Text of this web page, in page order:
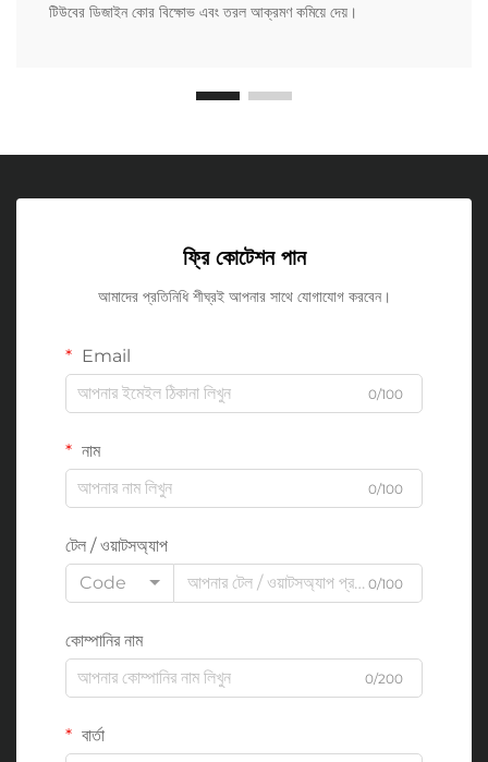
টিউবের ডিজাইন কোর বিক্ষোভ এবং তরল আক্রমণ কমিয়ে দেয়।
ফ্রি কোটেশন পান
আমাদের প্রতিনিধি শীঘ্রই আপনার সাথে যোগাযোগ করবেন।
Email
0/100
নাম
0/100
টেল / ওয়াটসঅ্যাপ
Code
0/100
কোম্পানির নাম
0/200
বার্তা